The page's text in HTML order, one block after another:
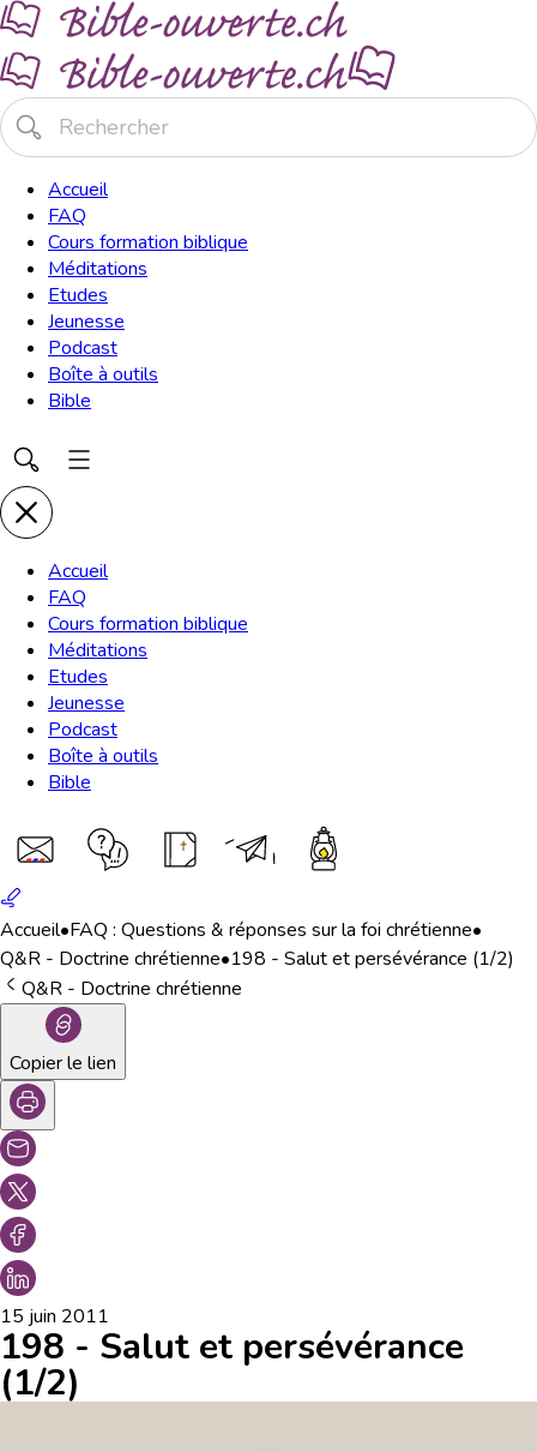
Accueil
FAQ
Cours formation biblique
Méditations
Etudes
Jeunesse
Podcast
Boîte à outils
Bible
Accueil
FAQ
Cours formation biblique
Méditations
Etudes
Jeunesse
Podcast
Boîte à outils
Bible
Accueil•FAQ : Questions & réponses sur la foi chrétienne•
Q&R - Doctrine chrétienne•198 - Salut et persévérance (1/2)
Q&R - Doctrine chrétienne
Copier le lien
15 juin 2011
198 - Salut et persévérance
(1/2)